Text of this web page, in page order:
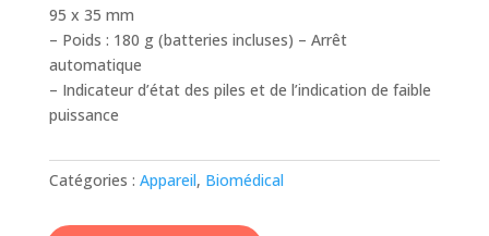
95 x 35 mm
– Poids : 180 g (batteries incluses) – Arrêt
automatique
– Indicateur d’état des piles et de l’indication de faible
puissance
Catégories : Appareil, Biomédical